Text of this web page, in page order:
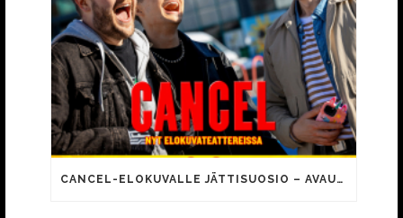
CANCEL-ELOKUVALLE JÄTTISUOSIO – AVAUSPÄIVÄNÄ JO 15 492 KATSOJAA!